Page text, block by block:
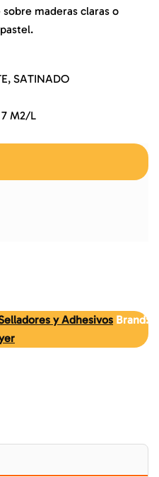
maderas claras o
SATINADO
7 M2/L
y Adhesivos Brand: